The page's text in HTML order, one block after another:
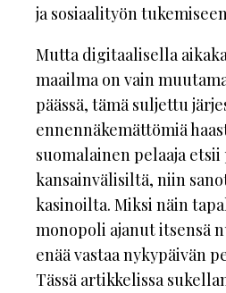
ja sosiaalityön
Mutta digitaalisella
maailma on vain
päässä, tämä suljettu
ennennäkemättömiä
suomalainen pelaaja
kansainvälisiltä, niin
kasinoilta. Miksi näin
monopoli ajanut itsensä
enää vastaa nykypäivän
Tässä artikkelissa